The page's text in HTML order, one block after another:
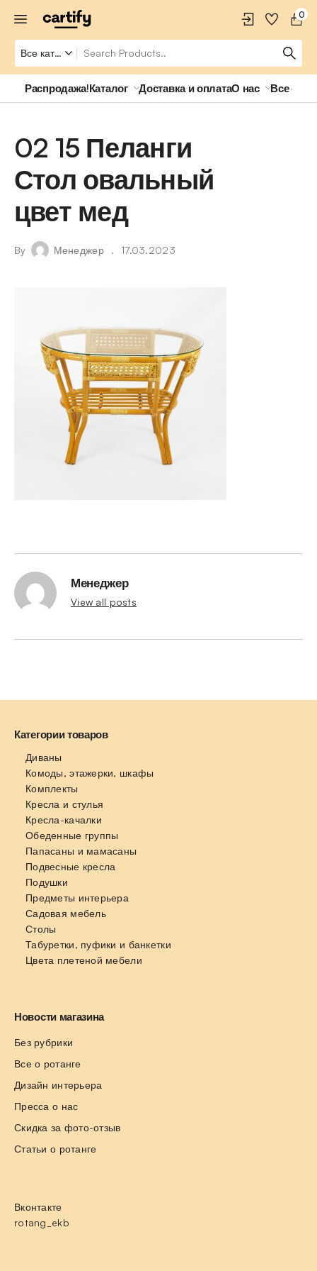
0
Распродажа!Каталог Доставка и оплатаО нас Все о
02 15 Пеланги
Стол овальный
цвет мед
By Менеджер 17.03.2023
Менеджер
View all posts
Категории товаров
Диваны
Комоды, этажерки, шкафы
Комплекты
Кресла и стулья
Кресла-качалки
Обеденные группы
Папасаны и мамасаны
Подвесные кресла
Подушки
Предметы интерьера
Садовая мебель
Столы
Табуретки, пуфики и банкетки
Цвета плетеной мебели
Новости магазина
Без рубрики
Все о ротанге
Дизайн интерьера
Пресса о нас
Скидка за фото-отзыв
Статьи о ротанге
Вконтакте
rotang_ekb